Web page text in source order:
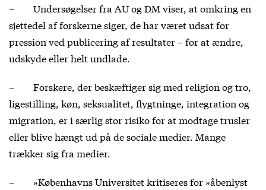
– Undersøgelser fra AU og DM viser, at omkring en
sjettedel af forskerne siger, de har været udsat for
pression ved publicering af resultater – for at ændre,
udskyde eller helt undlade.
– Forskere, der beskæftiger sig med religion og tro,
ligestilling, køn, seksualitet, flygtninge, integration og
migration, er i særlig stor risiko for at modtage trusler
eller blive hængt ud på de sociale medier. Mange
trækker sig fra medier.
– »Københavns Universitet kritiseres for »åbenlyst